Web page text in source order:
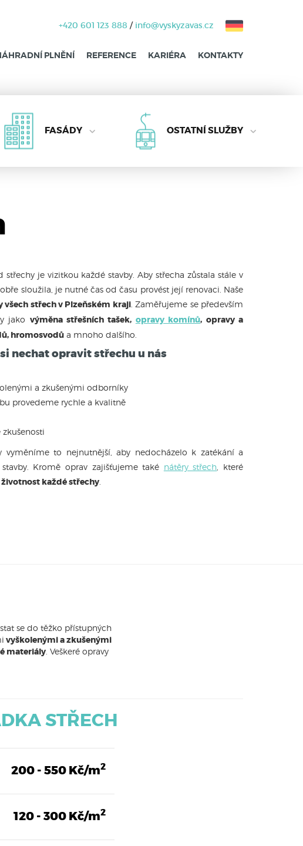
+420 601 123 888 / info@vyskyzavas.cz
PLNĚNÍ REFERENCE KARIÉRA KONTAKTY
FASÁDY OSTATNÍ SLUŽBY
střechy je vizitkou každé stavby. Aby střecha zůstala stále v
sloužila, je nutné čas od času provést její renovaci. Naše
všech střech v Plzeňském kraji. Zaměřujeme se především
jako výměna střešních tašek, opravy komínů, opravy a
hromosvodů a mnoho dalšího.
nechat opravit střechu u nás
a zkušenými odborníky
provedeme rychle a kvalitně
vyměníme to nejnutnější, aby nedocházelo k zatékání a
Kromě oprav zajišťujeme také nátěry střech , které
každé střechy
se do těžko přístupných
vyškolenými a zkušenými
materiály. Veškeré opravy
STŘECH
200 - 550 Kč/m2
120 - 300 Kč/m2